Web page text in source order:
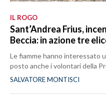
IL ROGO
Sant’Andrea Frius,
Beccia: in azione tre
Le fiamme hanno interessato
posto anche i volontari della
SALVATORE MONTISCI